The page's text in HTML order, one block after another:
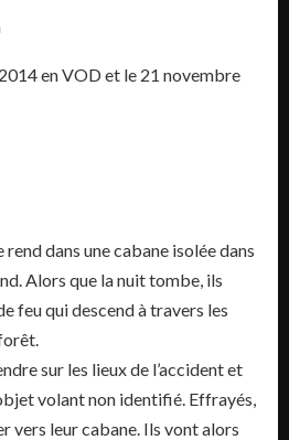
en VOD et le 21 novembre
rend dans une cabane isolée dans
Alors que la nuit tombe, ils
feu qui descend à travers les
sur les lieux de l’accident et
volant non identifié. Effrayés,
vers leur cabane. Ils vont alors